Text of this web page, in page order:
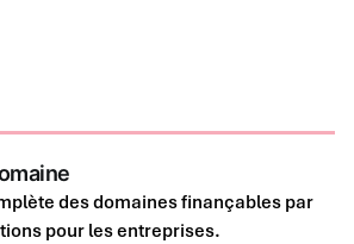
des domaines finançables par
pour les entreprises.